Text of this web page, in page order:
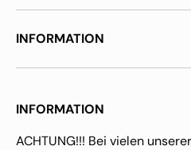
INFORMATION
INFORMATION
ACHTUNG!!! Bei vielen